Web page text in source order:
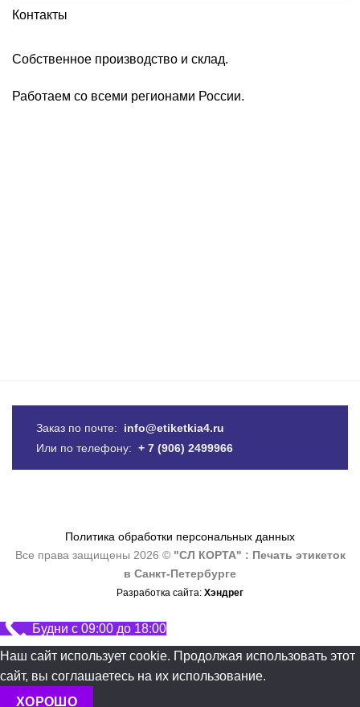
Контакты
Собственное производство и склад.
Работаем со всеми регионами России.
Заказ по почте: info@etiketkia4.ru
Или по телефону: + 7 (906) 2499966
Политика обработки персональных данных
Все права защищены 2026 © "СЛ КОРТА" : Печать этикеток
в Санкт-Петербурге
Разработка сайта: Хэндрег
Будни с 09:00 до 18:00
Наш сайт использует cookie. Продолжая использовать этот
сайт, вы соглашаетесь на их использование.
ХОРОШО